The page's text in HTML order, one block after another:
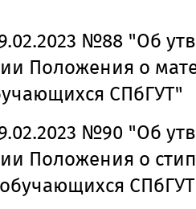
№88 "Об
Положения о
СПбГУТ"
№90 "Об
Положения о